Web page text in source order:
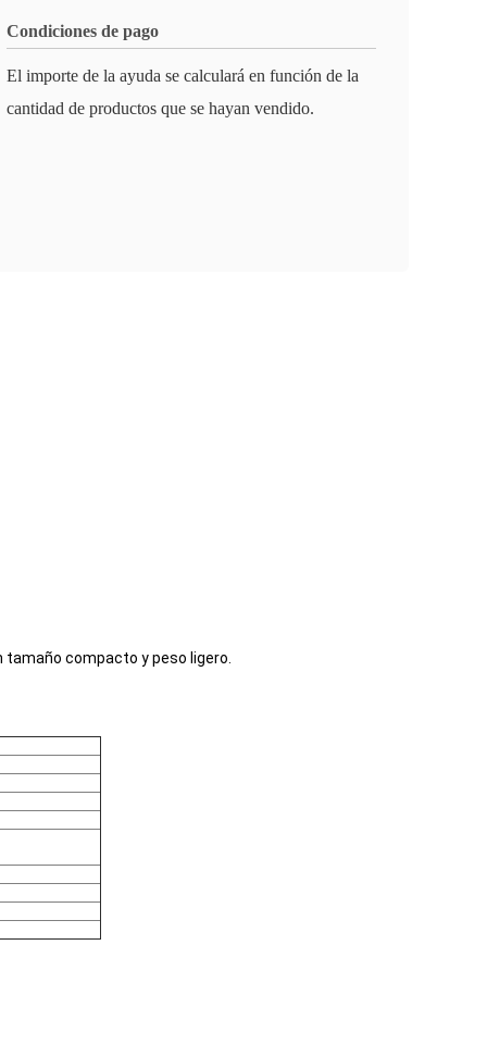
Condiciones de pago
El importe de la ayuda se calculará en función de la
cantidad de productos que se hayan vendido.
compacto y peso ligero.